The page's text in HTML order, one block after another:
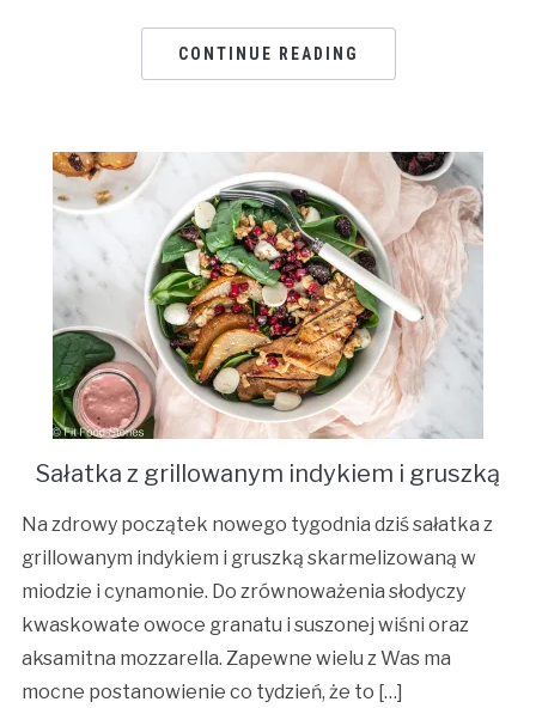
CONTINUE READING
Sałatka z grillowanym indykiem i gruszką
Na zdrowy początek nowego tygodnia dziś sałatka z
grillowanym indykiem i gruszką skarmelizowaną w
miodzie i cynamonie. Do zrównoważenia słodyczy
kwaskowate owoce granatu i suszonej wiśni oraz
aksamitna mozzarella. Zapewne wielu z Was ma
mocne postanowienie co tydzień, że to […]